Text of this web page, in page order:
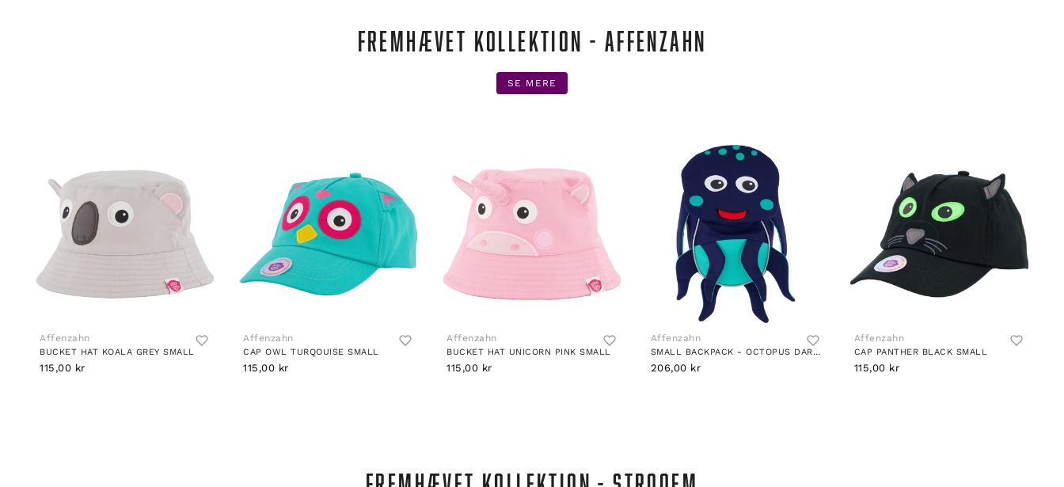
FREMHÆVET KOLLEKTION - AFFENZAHN
SE MERE
Affenzahn
BUCKET HAT KOALA GREY SMALL
115,00 kr
Affenzahn
CAP OWL TURQOUISE SMALL
115,00 kr
Affenzahn
BUCKET HAT UNICORN PINK SMALL
115,00 kr
Affenzahn
SMALL BACKPACK - OCTOPUS DARK BLUE
206,00 kr
Affenzahn
CAP PANTHER BLACK SMALL
115,00 kr